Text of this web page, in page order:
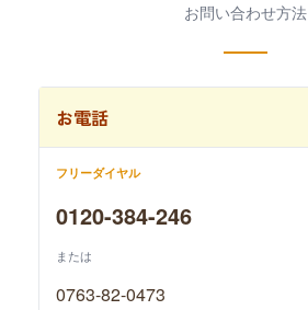
お問い合わせ方法
お電話
フリーダイヤル
0120-384-246
または
0763-82-0473